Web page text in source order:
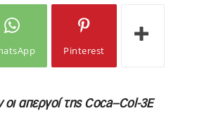
Pinterest
οι απεργοί της Coca–Col-3E